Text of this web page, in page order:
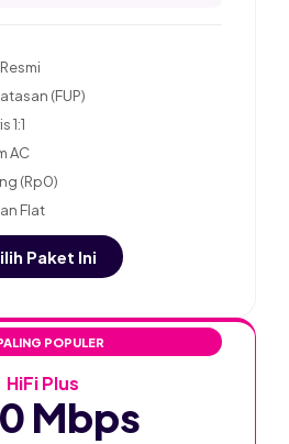
(FUP)
1:1
AC
(Rp0)
Flat
Paket Ini
POPULER
HiFi Plus
Mbps